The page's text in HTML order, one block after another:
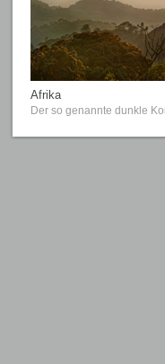
Afrika
Der so genannte dunkle